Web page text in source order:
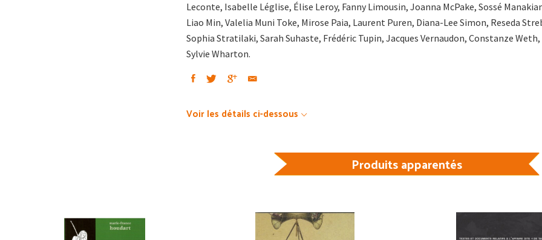
Leconte, Isabelle Léglise, Élise Leroy, Fanny Limousin, Joanna McPake, Sossé
Liao Min, Valelia Muni Toke, Mirose Paia, Laurent Puren, Diana-Lee Simon, Reseda
Sophia Stratilaki, Sarah Suhaste, Frédéric Tupin, Jacques Vernaudon, Constanze Weth,
Sylvie Wharton.
Voir les détails ci-dessous
Produits apparentés